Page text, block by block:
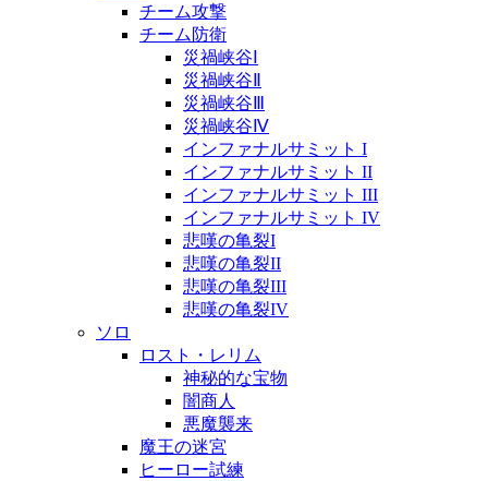
チーム攻撃
チーム防衛
災禍峡谷Ⅰ
災禍峡谷Ⅱ
災禍峡谷Ⅲ
災禍峡谷Ⅳ
インファナルサミット I
インファナルサミット II
インファナルサミット III
インファナルサミット IV
悲嘆の亀裂I
悲嘆の亀裂II
悲嘆の亀裂III
悲嘆の亀裂IV
ソロ
ロスト・レリム
神秘的な宝物
闇商人
悪魔襲来
魔王の迷宮
ヒーロー試練